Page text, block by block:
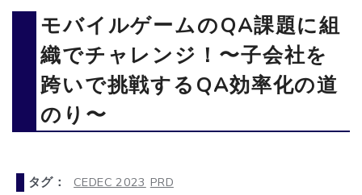
モバイルゲームのQA課題に組
織でチャレンジ！〜子会社を
跨いで挑戦するQA効率化の道
のり〜
タグ： CEDEC 2023 PRD